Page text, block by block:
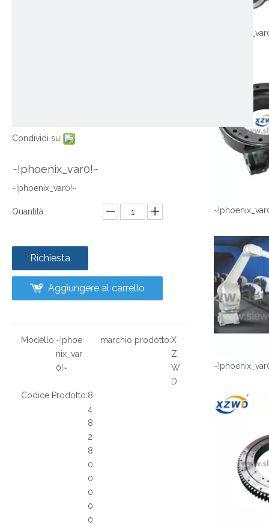
Condividi su:
~!phoenix_var0!~
~!phoenix_var0!~
Quantità:
Richiesta
Aggiungere al carrello
Modello:~!phoe
nix_var
0!~
marchio prodotto:X
Z
W
D
Codice Prodotto:8
4
8
2
8
0
0
0
0
0